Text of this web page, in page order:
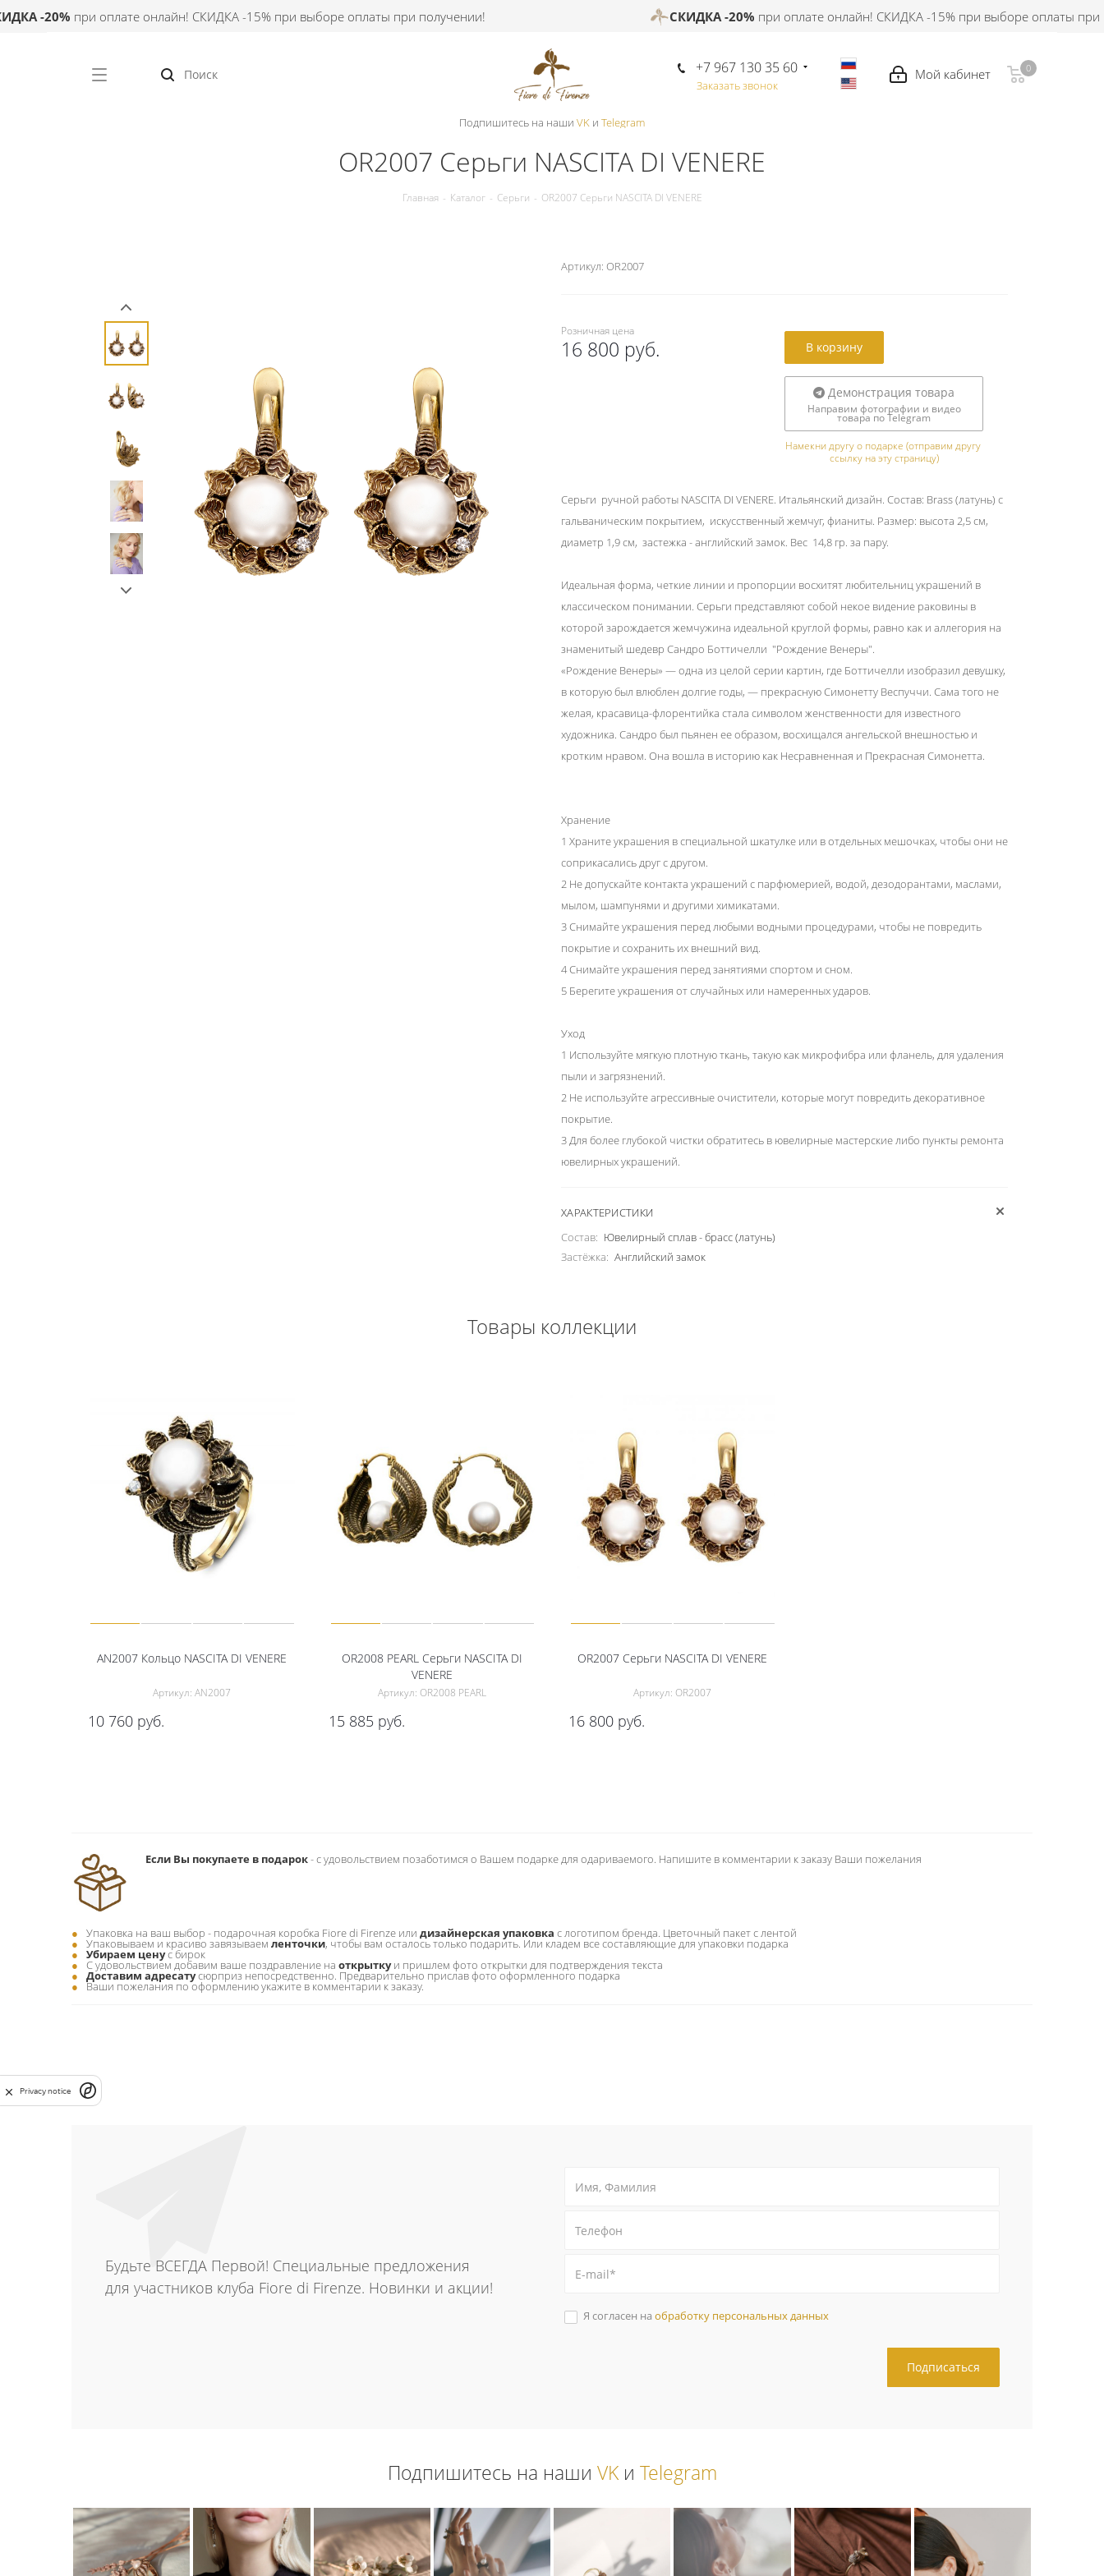
-20%при оплате онлайн! СКИДКА -15% при выборе оплаты при получении! СКИДКА -20%при оплате онлайн! СКИДКА -15% при выборе оплаты при
0
0
+7 967 130 35 60
Заказать звонок
Подпишитесь на наши VK и Telegram
OR2007 Серьги NASCITA DI VENERE
Главная - Каталог - Серьги - OR2007 Серьги NASCITA DI VENERE
Артикул: OR2007
Розничная цена
16 800 руб. В корзину
Демонстрация товара
Направим фотографии и видео
товара по Telegram
Намекни другу о подарке (отправим другу
ссылку на эту страницу)
Серьги ручной работы NASCITA DI VENERE. Итальянский дизайн. Состав: Brass (латунь) c
гальваническим покрытием, искусственный жемчуг, фианиты. Размер: высота 2,5 см,
диаметр 1,9 см, застежка - английский замок. Вес 14,8 гр. за пару.
Идеальная форма, четкие линии и пропорции восхитят любительниц украшений в
классическом понимании. Серьги представляют собой некое видение раковины в
которой зарождается жемчужина идеальной круглой формы, равно как и аллегория на
знаменитый шедевр Сандро Боттичелли "Рождение Венеры".
«Рождение Венеры» — одна из целой серии картин, где Боттичелли изобразил девушку,
в которую был влюблен долгие годы, — прекрасную Симонетту Веспуччи. Сама того не
желая, красавица-флорентийка стала символом женственности для известного
художника. Сандро был пьянен ее образом, восхищался ангельской внешностью и
кротким нравом. Она вошла в историю как Несравненная и Прекрасная Симонетта.
Хранение
1 Храните украшения в специальной шкатулке или в отдельных мешочках, чтобы они не
соприкасались друг с другом.
2 Не допускайте контакта украшений с парфюмерией, водой, дезодорантами, маслами,
мылом, шампунями и другими химикатами.
3 Снимайте украшения перед любыми водными процедурами, чтобы не повредить
покрытие и сохранить их внешний вид.
4 Снимайте украшения перед занятиями спортом и сном.
5 Берегите украшения от случайных или намеренных ударов.
Уход
1 Используйте мягкую плотную ткань, такую как микрофибра или фланель, для удаления
пыли и загрязнений.
2 Не используйте агрессивные очистители, которые могут повредить декоративное
покрытие.
3 Для более глубокой чистки обратитесь в ювелирные мастерские либо пункты ремонта
ювелирных украшений.
ХАРАКТЕРИСТИКИ
Состав: Ювелирный сплав - брасс (латунь)
Застёжка: Английский замок
Товары коллекции
AN2007 Кольцо NASCITA DI VENERE
Артикул: AN2007
10 760 руб.
OR2008 PEARL Серьги NASCITA DI
VENERE
Артикул: OR2008 PEARL
15 885руб.
OR2007 Серьги NASCITA DI VENERE
Артикул: OR2007
16 800 руб.
Если Вы покупаете в подарок- c удовольствием позаботимся о Вашем подарке для одариваемого. Напишите в комментарии к заказу Ваши пожелания
Упаковка на ваш выбор - подарочная коробка Fiore di Firenze или дизайнерская упаковка с логотипом бренда. Цветочный пакет с лентой
Упаковываем и красиво завязываем ленточки, чтобы вам осталось только подарить. Или кладем все составляющие для упаковки подарка
Убираем ценус бирок
С удовольствием добавим ваше поздравление на открыткуи пришлем фото открытки для подтверждения текста
Доставим адресатусюрприз непосредственно. Предварительно прислав фото оформленного подарка
Ваши пожелания по оформлению укажите в комментарии к заказу.
Будьте ВСЕГДА Первой! Специальные предложения
для участников клуба Fiore di Firenze. Новинки и акции!
Я согласен на обработку персональных данных
Подпишитесь на наши VKи Telegram
Privacy notice